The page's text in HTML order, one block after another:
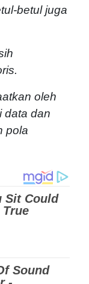
betul juga
oleh
data dan
pola